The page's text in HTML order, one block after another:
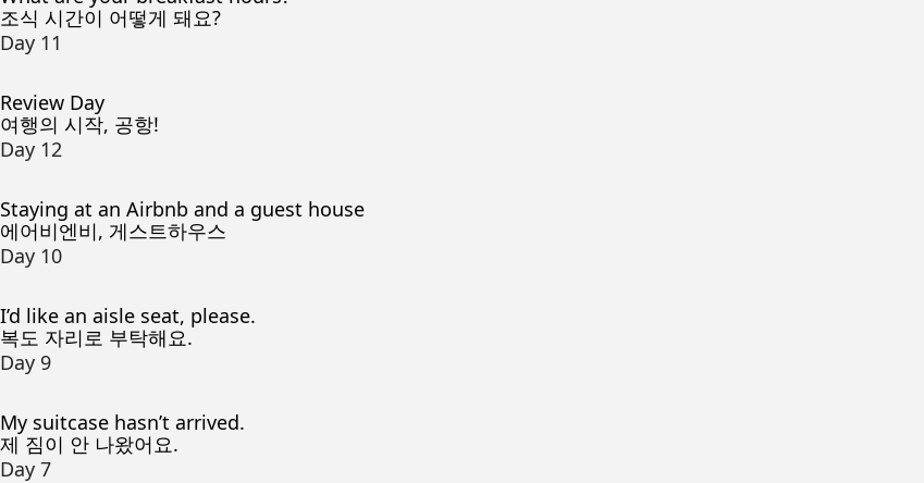
조식 시간이 어떻게 돼요?
Day 11
Review Day
여행의 시작, 공항!
Day 12
Staying at an Airbnb and a guest house
에어비엔비, 게스트하우스
Day 10
I’d like an aisle seat, please.
복도 자리로 부탁해요.
Day 9
My suitcase hasn’t arrived.
제 짐이 안 나왔어요.
Day 7